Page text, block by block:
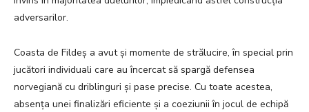
adversarilor.
Coasta de Fildeș a avut și momente de strălucire, în special prin
jucători individuali care au încercat să spargă defensea
norvegiană cu driblinguri și pase precise. Cu toate acestea,
absența unei finalizări eficiente și a coeziunii în jocul de echipă